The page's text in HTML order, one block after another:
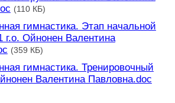
(110 КБ)
гимнастика. Этап начальной
г.о. Ойнонен Валентина
(359 КБ)
гимнастика. Тренировочный
Валентина Павловна.doc